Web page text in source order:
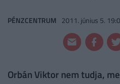
PÉNZCENTRUM 2011. június 5.
Orbán Viktor nem tudja,